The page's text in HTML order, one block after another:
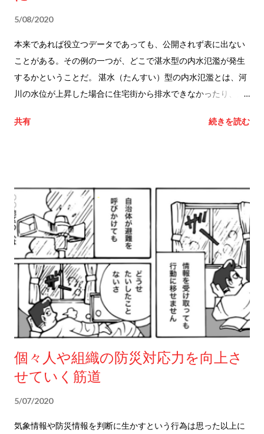
迫する可...
る」ためであるという。 気象庁は民間が取り組む洪水予報の精
度に疑いを持ってかかっている。しかし、その気象庁は気象庁
で、国土交通省から自前の洪水予報（流域雨量指数による予
報）の精度が疑われている。 洪水予報の精度を巡るこの皮肉な
構造の中で、事前の情報がない状態に留め置かれているのは自
れば洪水予報に関する規制も変わる。 オーストラリア・クイー
けに出していた洪水予報では、河川のピーク時の水位が自治体
側から見ると過剰...
5/08/2020
本来であれば役立つデータであっても、公開されず表に出ない
ことがある。その例の一つが、どこで湛水型の内水氾濫が発生
するかということだ。 湛水（たんすい）型の内水氾濫とは、河
川の水位が上昇した場合に住宅街から排水できなかったり、川
のである。 湛水型の内水氾濫の説明。 発生場所については定性
のはそこだ。 この「どこが？」という問いに答えるような情報
はすでにあるはずだ。 湛水型の内水氾濫の危険度を示す情報が
「洪水警報の危険度分布」だが、この情報を準備する際に「過
去25年分以上の湛水型の内水氾濫をくまなく調査」したと気象
庁は述べている。 洪水警報の危険度分布についての説明（気象
庁ホームページより） 気象庁は基本的に全ての自治体を対象に
こうした分析を行なっている。気象庁が「くまなく調査した」
結果は地域の防災カルテのようなものである。専門家が分析し
た知見でもあり、25年というある程度の時間的な幅もある。 気
象庁が行なった分析結果は、湛水型の内水氾濫に対する啓発や
いざという時の防災行動に活かされるべきものだ。このため、
今後公開されていくことが望まれる。 今回は湛水型の内水氾濫
出していないために機会ロスとなっているものが他にもあるだ
ろう。そうした死蔵されている情報の洗い出しと活用が重要な
共有 続きを読む
個々人や組織の防災対応力を向上さ
せていく筋道
5/07/2020
気象情報や防災情報を判断に生かすという行為は思った以上に